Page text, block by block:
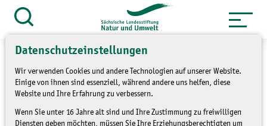
Datenschutzeinstellungen
Wir verwenden Cookies und andere Technologien auf unserer Website.
Einige von ihnen sind essenziell, während andere uns helfen, diese
Website und Ihre Erfahrung zu verbessern.
Wenn Sie unter 16 Jahre alt sind und Ihre Zustimmung zu freiwilligen
Diensten geben möchten, müssen Sie Ihre Erziehungsberechtigten um
Zum
Inhalt
springen
Suche
Vandalismus: